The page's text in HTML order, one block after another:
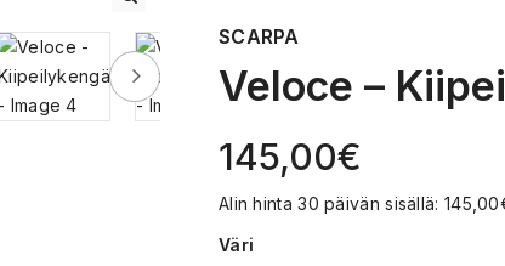
SCARPA
Veloce –
145,00€
Alin hinta 30 päivän sisällä: 145,00
Väri